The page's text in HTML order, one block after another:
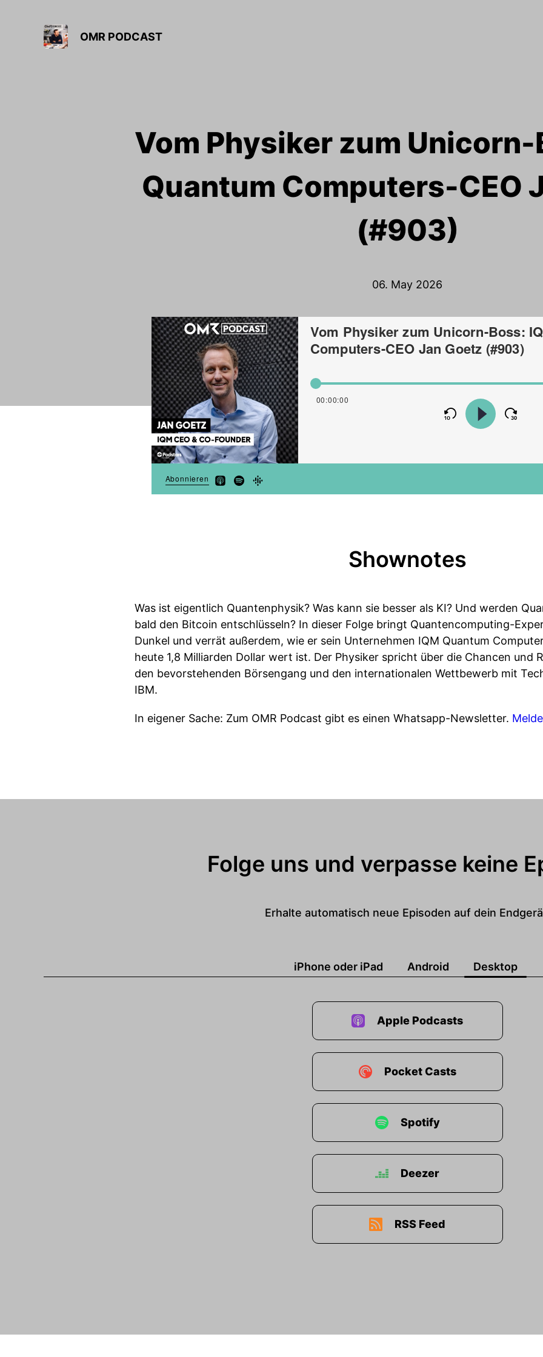
OMR PODCAST
Vom Physiker zum Unicorn-
Quantum Computers-CEO
(#903)
06. May 2026
Shownotes
Was ist eigentlich Quantenphysik? Was kann sie besser als KI? Und werden
bald den Bitcoin entschlüsseln? In dieser Folge bringt Quantencomputing-
Dunkel und verrät außerdem, wie er sein Unternehmen IQM Quantum
heute 1,8 Milliarden Dollar wert ist. Der Physiker spricht über die Chancen und
den bevorstehenden Börsengang und den internationalen Wettbewerb mit
IBM.
In eigener Sache: Zum OMR Podcast gibt es einen Whatsapp-Newsletter.
Folge uns und verpasse keine
Erhalte automatisch neue Episoden auf dein
iPhone oder iPad Android Desktop
Apple Podcasts
Pocket Casts
Spotify
Deezer
RSS Feed